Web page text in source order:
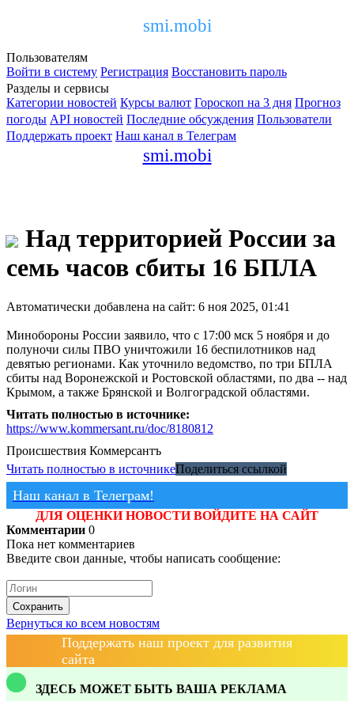
smi.mobi
Пользователям
Войти в систему Регистрация Восстановить пароль
Разделы и сервисы
Категории новостей Курсы валют Гороскоп на 3 дня Прогноз
погоды API новостей Последние обсуждения Пользователи
Поддержать проект Наш канал в Телеграм
smi.mobi
Над территорией России за
семь часов сбиты 16 БПЛА
Автоматически добавлена на сайт: 6 ноя 2025, 01:41
Минобороны России заявило, что с 17:00 мск 5 ноября и до
полуночи силы ПВО уничтожили 16 беспилотников над
девятью регионами. Как уточнило ведомство, по три БПЛА
сбиты над Воронежской и Ростовской областями, по два -- над
Крымом, а также Брянской и Волгоградской областями.
Читать полностью в источнике:
https://www.kommersant.ru/doc/8180812
Происшествия Коммерсантъ
Читать полностью в источникеПоделиться ссылкой
Наш канал в Телеграм!
ДЛЯ ОЦЕНКИ НОВОСТИ ВОЙДИТЕ НА САЙТ
Комментарии 0
Пока нет комментариев
Введите свои данные, чтобы написать сообщение:
Сохранить
Вернуться ко всем новостям
Поддержать наш проект для развития
сайта
ЗДЕСЬ МОЖЕТ БЫТЬ ВАША РЕКЛАМА